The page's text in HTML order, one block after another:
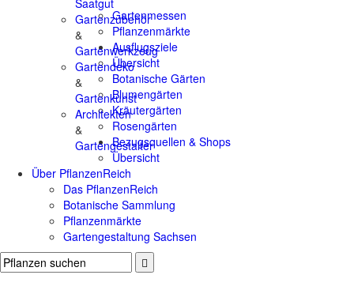
Saatgut
Gartenzubehör
&
Gartenwerkzeug
Gartendeko
&
Gartenkunst
Architekten
&
Gartengestalter
Gartenmessen
Pflanzenmärkte
Ausflugsziele
Übersicht
Botanische Gärten
Blumengärten
Kräutergärten
Rosengärten
Bezugsquellen & Shops
Übersicht
Über PflanzenReich
Das PflanzenReich
Botanische Sammlung
Pflanzenmärkte
Gartengestaltung Sachsen